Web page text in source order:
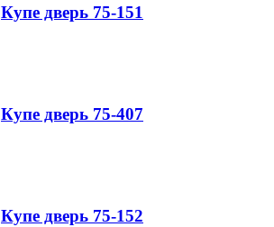
Купе дверь 75-151
Купе дверь 75-407
Купе дверь 75-152